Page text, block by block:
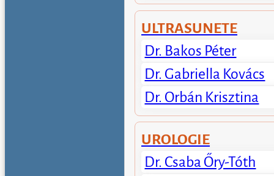
ULTRASUNETE
Dr. Bakos Péter
Dr. Gabriella Kovács
Dr. Orbán Krisztina
UROLOGIE
Dr. Csaba Őry-Tóth